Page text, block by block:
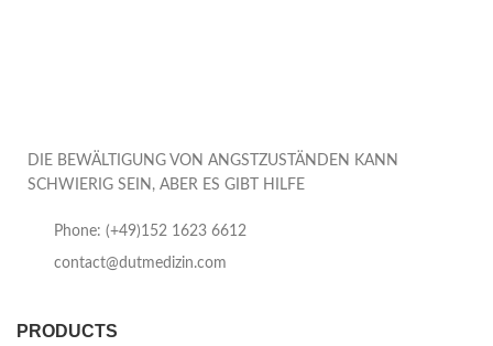
DIE BEWÄLTIGUNG VON ANGSTZUSTÄNDEN KANN
SCHWIERIG SEIN, ABER ES GIBT HILFE
Phone: (+49)152 1623 6612
contact@dutmedizin.com
PRODUCTS